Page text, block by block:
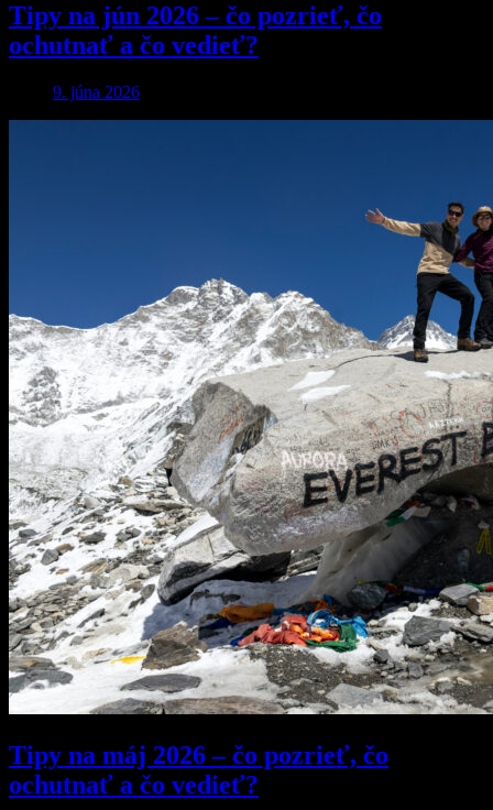
Tipy na jún 2026 – čo pozrieť, čo
ochutnať a čo vedieť?
9. júna 2026
Tipy na máj 2026 – čo pozrieť, čo
ochutnať a čo vedieť?